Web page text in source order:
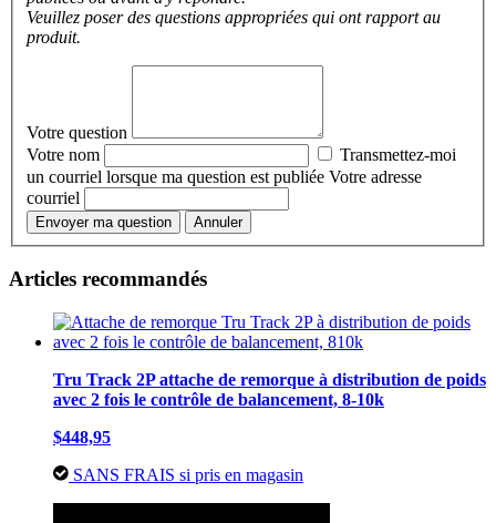
Veuillez poser des questions appropriées qui ont rapport au
produit.
Votre question
Votre nom
Transmettez-moi
un courriel lorsque ma question est publiée Votre adresse
courriel
Envoyer ma question Annuler
Articles recommandés
Tru Track 2P attache de remorque à distribution de poids
avec 2 fois le contrôle de balancement, 8-10k
$448,95
SANS FRAIS si pris en magasin